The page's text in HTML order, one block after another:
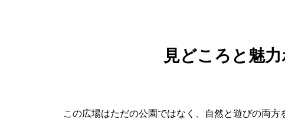
見どころと魅
この広場はただの公園ではなく、自然と遊びの両